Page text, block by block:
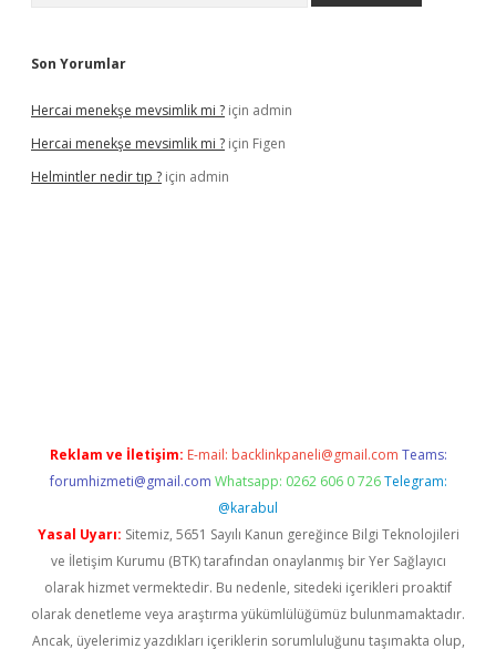
Son Yorumlar
Hercai menekşe mevsimlik mi ? için admin
Hercai menekşe mevsimlik mi ? için Figen
Helmintler nedir tıp ? için admin
Reklam ve İletişim: E-mail: backlinkpaneli@gmail.com Teams:
forumhizmeti@gmail.com Whatsapp: 0262 606 0 726 Telegram:
@karabul
Yasal Uyarı: Sitemiz, 5651 Sayılı Kanun gereğince Bilgi Teknolojileri
ve İletişim Kurumu (BTK) tarafından onaylanmış bir Yer Sağlayıcı
olarak hizmet vermektedir. Bu nedenle, sitedeki içerikleri proaktif
olarak denetleme veya araştırma yükümlülüğümüz bulunmamaktadır.
Ancak, üyelerimiz yazdıkları içeriklerin sorumluluğunu taşımakta olup,